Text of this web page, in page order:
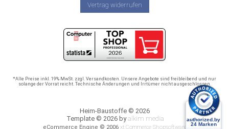
Vertrag widerrufen
*Alle Preise inkl. 19% MwSt. zzgl. Versandkosten. Unsere Angebote sind freibleibend und nur
solange der Vorrat reicht. Technische Änderungen und Irrtümer nicht ausgeschlossen.
Heim-Baustoffe © 2026
Template © 2026 byalkim media
eCommerce Engine © 2006 xt:Commerce Shopsoftware